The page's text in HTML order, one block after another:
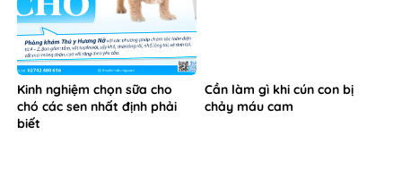
Kinh nghiệm chọn sữa cho
chó các sen nhất định phải
biết
Cần làm gì khi cún con bị
chảy máu cam